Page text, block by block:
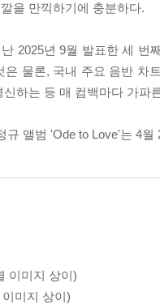
을 만끽하기에 충분하다.
2025년 9월 발표한 세 번
은 물론, 국내 주요 음반 차
신하는 등 매 컴백마다 가
규 앨범 'Ode to Love'는 4
이미지 상이)
미지 상이)